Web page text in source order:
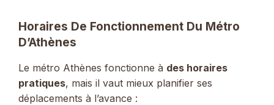
Horaires De Fonctionnement Du Métro
D’Athènes
Le métro Athènes fonctionne à des horaires
pratiques, mais il vaut mieux planifier ses
déplacements à l’avance :